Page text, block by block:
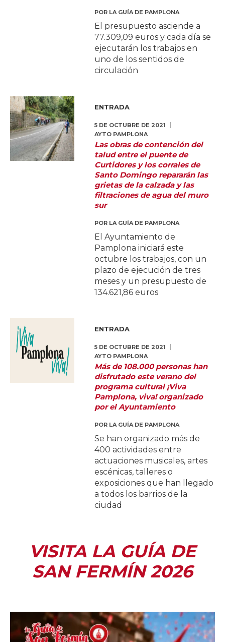
POR LA GUÍA DE PAMPLONA
El presupuesto asciende a
77.309,09 euros y cada día se
ejecutarán los trabajos en
uno de los sentidos de
circulación
ENTRADA
5 DE OCTUBRE DE 2021
AYTO PAMPLONA
Las obras de contención del
talud entre el puente de
Curtidores y los corrales de
Santo Domingo repararán las
grietas de la calzada y las
filtraciones de agua del muro
sur
POR LA GUÍA DE PAMPLONA
El Ayuntamiento de
Pamplona iniciará este
octubre los trabajos, con un
plazo de ejecución de tres
meses y un presupuesto de
134.621,86 euros
ENTRADA
5 DE OCTUBRE DE 2021
AYTO PAMPLONA
Más de 108.000 personas han
disfrutado este verano del
programa cultural ¡Viva
Pamplona, viva! organizado
por el Ayuntamiento
POR LA GUÍA DE PAMPLONA
Se han organizado más de
400 actividades entre
actuaciones musicales, artes
escénicas, talleres o
exposiciones que han llegado
a todos los barrios de la
ciudad
VISITA LA GUÍA DE
SAN FERMÍN 2026